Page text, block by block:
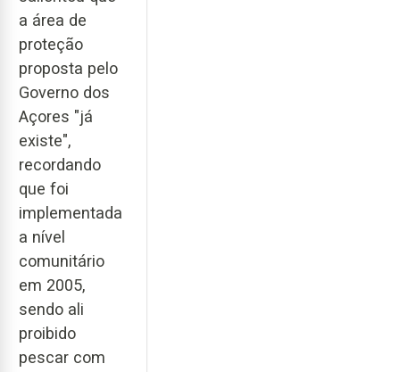
a área de
proteção
proposta pelo
Governo dos
Açores "já
existe",
recordando
que foi
implementada
a nível
comunitário
em 2005,
sendo ali
proibido
pescar com